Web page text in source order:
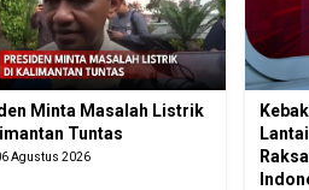
Minta Masalah Listrik
Tuntas
Agustus 2026